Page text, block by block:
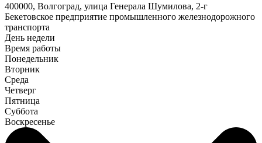
400000, Волгоград, улица Генерала Шумилова, 2-г
Бекетовское предприятие промышленного железнодорожного
транспорта
День недели
Время работы
Понедельник
Вторник
Среда
Четверг
Пятница
Суббота
Воскресенье